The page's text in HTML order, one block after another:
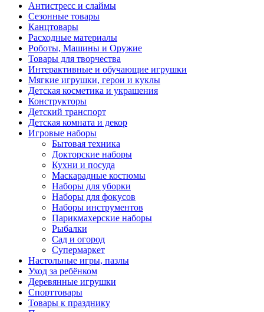
Антистресс и слаймы
Сезонные товары
Канцтовары
Расходные материалы
Роботы, Машины и Оружие
Товары для творчества
Интерактивные и обучающие игрушки
Мягкие игрушки, герои и куклы
Детская косметика и украшения
Конструкторы
Детский транспорт
Детская комната и декор
Игровые наборы
Бытовая техника
Докторские наборы
Кухни и посуда
Маскарадные костюмы
Наборы для уборки
Наборы для фокусов
Наборы инструментов
Парикмахерские наборы
Рыбалки
Сад и огород
Супермаркет
Настольные игры, пазлы
Уход за ребёнком
Деревянные игрушки
Спорттовары
Товары к празднику